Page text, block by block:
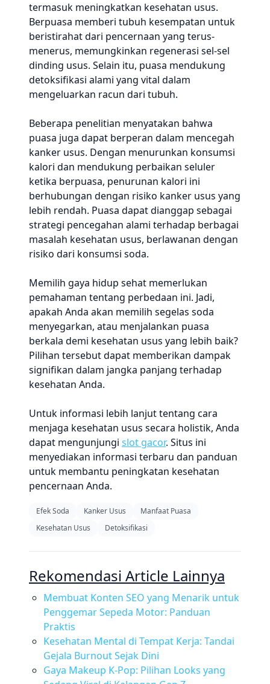
termasuk meningkatkan kesehatan usus.
Berpuasa memberi tubuh kesempatan untuk
beristirahat dari pencernaan yang terus-
menerus, memungkinkan regenerasi sel-sel
dinding usus. Selain itu, puasa mendukung
detoksifikasi alami yang vital dalam
mengeluarkan racun dari tubuh.
Beberapa penelitian menyatakan bahwa
puasa juga dapat berperan dalam mencegah
kanker usus. Dengan menurunkan konsumsi
kalori dan mendukung perbaikan seluler
ketika berpuasa, penurunan kalori ini
berhubungan dengan risiko kanker usus yang
lebih rendah. Puasa dapat dianggap sebagai
strategi pencegahan alami terhadap berbagai
masalah kesehatan usus, berlawanan dengan
risiko dari konsumsi soda.
Memilih gaya hidup sehat memerlukan
pemahaman tentang perbedaan ini. Jadi,
apakah Anda akan memilih segelas soda
menyegarkan, atau menjalankan puasa
berkala demi kesehatan usus yang lebih baik?
Pilihan tersebut dapat memberikan dampak
signifikan dalam jangka panjang terhadap
kesehatan Anda.
Untuk informasi lebih lanjut tentang cara
menjaga kesehatan usus secara holistik, Anda
dapat mengunjungi slot gacor. Situs ini
menyediakan informasi terbaru dan panduan
untuk membantu peningkatan kesehatan
pencernaan Anda.
Efek Soda Kanker Usus
Manfaat Puasa
Kesehatan Usus
Detoksifikasi
Rekomendasi Article Lainnya
Membuat Konten SEO yang Menarik untuk
Penggemar Sepeda Motor: Panduan
Praktis
Kesehatan Mental di Tempat Kerja: Tandai
Gejala Burnout Sejak Dini
Gaya Makeup K-Pop: Pilihan Looks yang